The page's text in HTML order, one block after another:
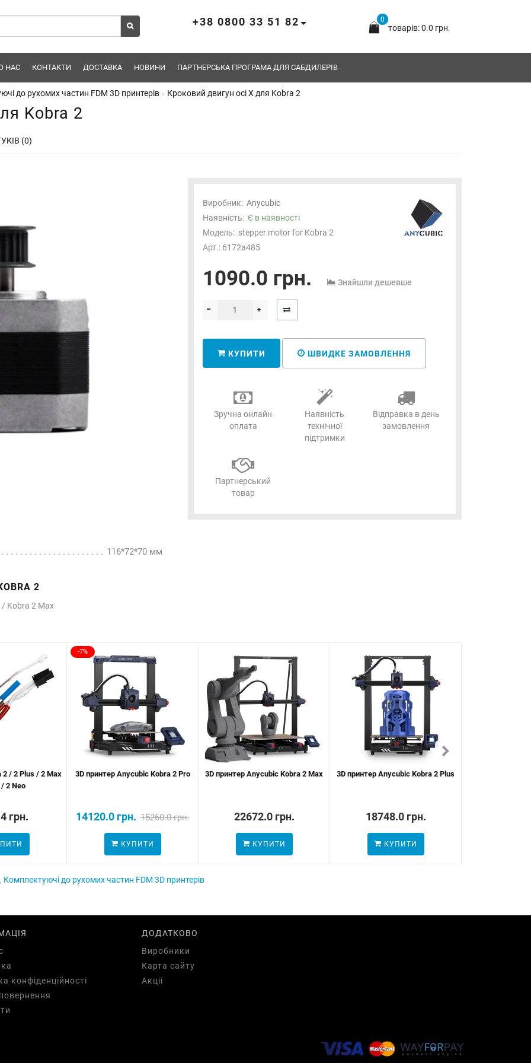
0
товарів: 0.0 грн.
+38 0800 33 51 82
НАС КОНТАКТИ ДОСТАВКА НОВИНИ ПАРТНЕРСЬКА ПРОГРАМА ДЛЯ САБДИЛЕРІВ
до рухомих частин FDM 3D принтерів Кроковий двигун осі Х для Kobra 2
Kobra 2
(0)
116*72*70 мм
Виробник: Anycubic
Наявність: Є в наявності
Модель: stepper motor for Kobra 2
Арт.: 6172a485
1090.0 грн. Знайшли дешевше
КУПИТИ ШВИДКЕ ЗАМОВЛЕННЯ
Зручна онлайн
оплата
Наявність
технічної
підтримки
Відправка в день
замовлення
Партнерський
товар
2
/ Kobra 2 Max
2 / 2 Plus / 2 Max
2 Neo
грн.
-7%
3D принтер Anycubic Kobra 2 Pro
14120.0 грн. 15260.0 грн.
КУПИТИ
3D принтер Anycubic Kobra 2 Max
22672.0 грн.
КУПИТИ
3D принтер Anycubic Kobra 2 Plus
18748.0 грн.
КУПИТИ
, Комплектуючі до рухомих частин FDM 3D принтерів
конфіденційності
ДОДАТКОВО
Виробники
Карта сайту
Акції